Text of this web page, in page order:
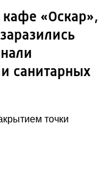
кафе «Оскар»,
санитарных
точки